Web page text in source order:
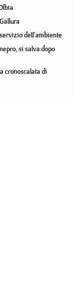
dell'ambiente
si salva dopo
cronoscalata di